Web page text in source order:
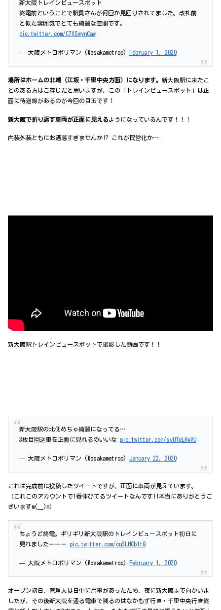
新大阪トレインビュースポット
終電前ということで駅員さんが何回か見回りされてました。改札前
と似た雰囲気でとても綺麗な空間です。
pic.twitter.com/C7XSwynCaw
— 大阪メトロポリマン (@osakametrop) February 1, 2020
場所はホームの北端（江坂・千里中央方面）になります。 新大阪駅に来たこ
とのある方はご存じだと思いますが、この「トレインビュースポット」は正
面に待避線があるのが今回の目玉です！
新大阪で折り返す車両が正面に見えるようになっているんです！！！
内装外装ともにお洒落すぎませんか!? これが民営化か…
新大阪駅トレインビュースポットで撮影した動画です！！
新大阪駅の北側めちゃ綺麗になってる…
3枚目回送車を正面に見れるのいいな pic.twitter.com/svUTeLKwVU
— 大阪メトロポリマン (@osakametrop) January 22, 2020
これは完成前に投稿したツイートですが、正面に車両が見えています。
（これこのアカウントで1番伸びてるツイートなんです!!本当にありがとうご
ざいますm(__)m）
ちょうど終電。ギリギリ新大阪駅のトレインビュースポット初日に
見れましたーーー pic.twitter.com/cu3LHCb1tQ
— 大阪メトロポリマン (@osakametrop) February 1, 2020
オープン初日、管理人は日中に用事があったため、夜に新大阪まで向かいま
したが、その後新大阪を通る電車で残るのはなかもず行き・千里中央行き終